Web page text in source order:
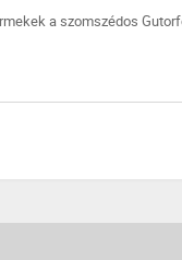
a szomszédos